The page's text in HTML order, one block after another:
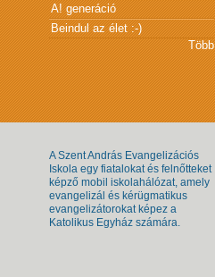
A! generáció
Beindul az élet :-)
Több
A Szent András Evangelizációs
Iskola egy fiatalokat és felnőtteket
képző mobil iskolahálózat, amely
evangelizál és kérügmatikus
evangelizátorokat képez a
Katolikus Egyház számára.